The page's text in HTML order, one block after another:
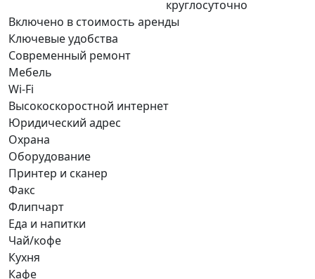
круглосуточно
Включено в стоимость аренды
Ключевые удобства
Современный ремонт
Мебель
Wi-Fi
Высокоскоростной интернет
Юридический адрес
Охрана
Оборудование
Принтер и сканер
Факс
Флипчарт
Еда и напитки
Чай/кофе
Кухня
Кафе